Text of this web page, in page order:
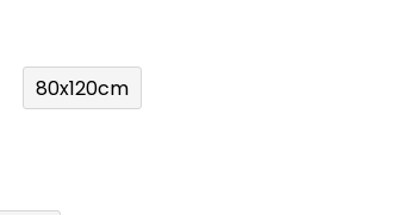
80x120cm